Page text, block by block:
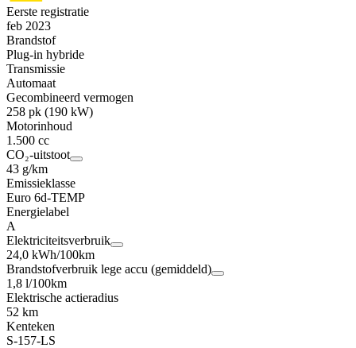
Eerste registratie
feb 2023
Brandstof
Plug-in hybride
Transmissie
Automaat
Gecombineerd vermogen
258 pk (190 kW)
Motorinhoud
1.500 cc
CO₂-uitstoot
43 g/km
Emissieklasse
Euro 6d-TEMP
Energielabel
A
Elektriciteitsverbruik
24,0 kWh/100km
Brandstofverbruik lege accu (gemiddeld)
1,8 l/100km
Elektrische actieradius
52 km
Kenteken
S-157-LS